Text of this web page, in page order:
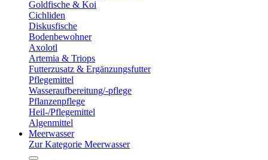
Goldfische & Koi
Cichliden
Diskusfische
Bodenbewohner
Axolotl
Artemia & Triops
Futterzusatz & Ergänzungsfutter
Pflegemittel
Wasseraufbereitung/-pflege
Pflanzenpflege
Heil-/Pflegemittel
Algenmittel
Meerwasser
Zur Kategorie Meerwasser